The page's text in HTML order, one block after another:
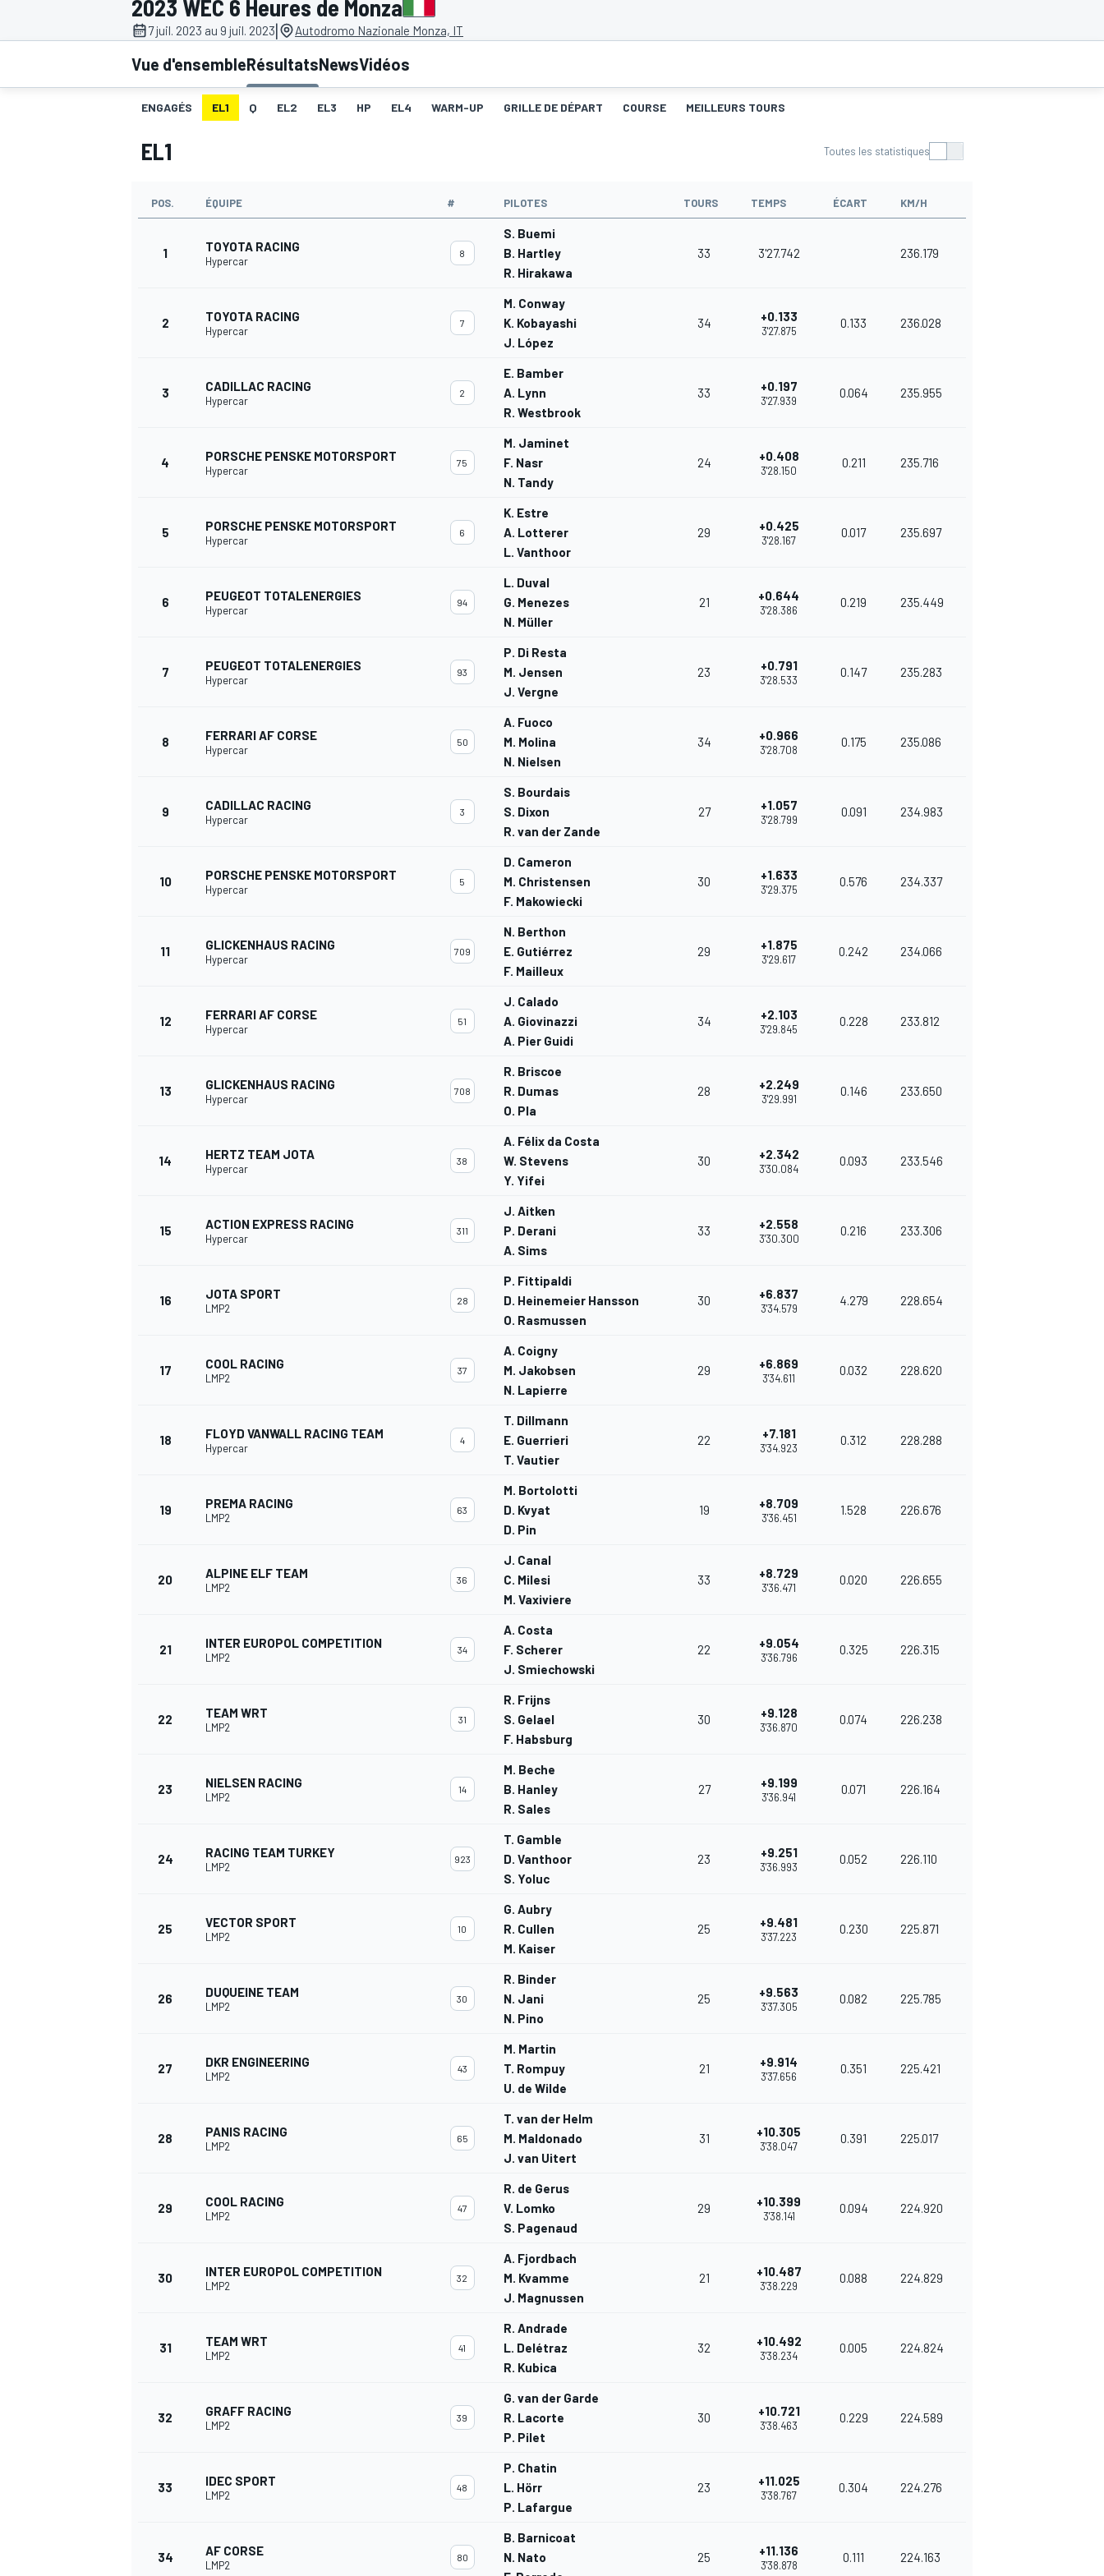
AUTRES CHAMPIONNATS
2023 WEC 6 Heures de Monza
7 juil. 2023 au 9 juil. 2023| Autodromo Nazionale Monza, IT
Vue d'ensembleRésultatsNewsVidéos
ENGAGÉS EL1 Q EL2 EL3 HP EL4 WARM-UP GRILLE DE DÉPART COURSE MEILLEURS TOURS
EL1 Toutes les statistiques
POS. ÉQUIPE # PILOTES TOURS TEMPS ÉCART KM/H
1 TOYOTA RACING
Hypercar
8
S. Buemi
B. Hartley
R. Hirakawa
33 3'27.742 236.179
2 TOYOTA RACING
Hypercar
7
M. Conway
K. Kobayashi
J. López
34 +0.133
3'27.875
0.133 236.028
3 CADILLAC RACING
Hypercar
2
E. Bamber
A. Lynn
R. Westbrook
33 +0.197
3'27.939
0.064 235.955
4 PORSCHE PENSKE MOTORSPORT
Hypercar
75
M. Jaminet
F. Nasr
N. Tandy
24 +0.408
3'28.150
0.211 235.716
5 PORSCHE PENSKE MOTORSPORT
Hypercar
6
K. Estre
A. Lotterer
L. Vanthoor
29 +0.425
3'28.167
0.017 235.697
6 PEUGEOT TOTALENERGIES
Hypercar
94
L. Duval
G. Menezes
N. Müller
21 +0.644
3'28.386
0.219 235.449
7 PEUGEOT TOTALENERGIES
Hypercar
93
P. Di Resta
M. Jensen
J. Vergne
23 +0.791
3'28.533
0.147 235.283
8 FERRARI AF CORSE
Hypercar
50
A. Fuoco
M. Molina
N. Nielsen
34 +0.966
3'28.708
0.175 235.086
9 CADILLAC RACING
Hypercar
3
S. Bourdais
S. Dixon
R. van der Zande
27 +1.057
3'28.799
0.091 234.983
10 PORSCHE PENSKE MOTORSPORT
Hypercar
5
D. Cameron
M. Christensen
F. Makowiecki
30 +1.633
3'29.375
0.576 234.337
11 GLICKENHAUS RACING
Hypercar
709
N. Berthon
E. Gutiérrez
F. Mailleux
29 +1.875
3'29.617
0.242 234.066
12 FERRARI AF CORSE
Hypercar
51
J. Calado
A. Giovinazzi
A. Pier Guidi
34 +2.103
3'29.845
0.228 233.812
13 GLICKENHAUS RACING
Hypercar
708
R. Briscoe
R. Dumas
O. Pla
28 +2.249
3'29.991
0.146 233.650
14 HERTZ TEAM JOTA
Hypercar
38
A. Félix da Costa
W. Stevens
Y. Yifei
30 +2.342
3'30.084
0.093 233.546
15 ACTION EXPRESS RACING
Hypercar
311
J. Aitken
P. Derani
A. Sims
33 +2.558
3'30.300
0.216 233.306
16 JOTA SPORT
LMP2
28
P. Fittipaldi
D. Heinemeier Hansson
O. Rasmussen
30 +6.837
3'34.579
4.279 228.654
17 COOL RACING
LMP2
37
A. Coigny
M. Jakobsen
N. Lapierre
29 +6.869
3'34.611
0.032 228.620
18 FLOYD VANWALL RACING TEAM
Hypercar
4
T. Dillmann
E. Guerrieri
T. Vautier
22 +7.181
3'34.923
0.312 228.288
19 PREMA RACING
LMP2
63
M. Bortolotti
D. Kvyat
D. Pin
19 +8.709
3'36.451
1.528 226.676
20 ALPINE ELF TEAM
LMP2
36
J. Canal
C. Milesi
M. Vaxiviere
33 +8.729
3'36.471
0.020 226.655
21 INTER EUROPOL COMPETITION
LMP2
34
A. Costa
F. Scherer
J. Smiechowski
22 +9.054
3'36.796
0.325 226.315
22 TEAM WRT
LMP2
31
R. Frijns
S. Gelael
F. Habsburg
30 +9.128
3'36.870
0.074 226.238
23 NIELSEN RACING
LMP2
14
M. Beche
B. Hanley
R. Sales
27 +9.199
3'36.941
0.071 226.164
24 RACING TEAM TURKEY
LMP2
923
T. Gamble
D. Vanthoor
S. Yoluc
23 +9.251
3'36.993
0.052 226.110
25 VECTOR SPORT
LMP2
10
G. Aubry
R. Cullen
M. Kaiser
25 +9.481
3'37.223
0.230 225.871
26 DUQUEINE TEAM
LMP2
30
R. Binder
N. Jani
N. Pino
25 +9.563
3'37.305
0.082 225.785
27 DKR ENGINEERING
LMP2
43
M. Martin
T. Rompuy
U. de Wilde
21 +9.914
3'37.656
0.351 225.421
28 PANIS RACING
LMP2
65
T. van der Helm
M. Maldonado
J. van Uitert
31 +10.305
3'38.047
0.391 225.017
29 COOL RACING
LMP2
47
R. de Gerus
V. Lomko
S. Pagenaud
29 +10.399
3'38.141
0.094 224.920
30 INTER EUROPOL COMPETITION
LMP2
32
A. Fjordbach
M. Kvamme
J. Magnussen
21 +10.487
3'38.229
0.088 224.829
31 TEAM WRT
LMP2
41
R. Andrade
L. Delétraz
R. Kubica
32 +10.492
3'38.234
0.005 224.824
32 GRAFF RACING
LMP2
39
G. van der Garde
R. Lacorte
P. Pilet
30 +10.721
3'38.463
0.229 224.589
33 IDEC SPORT
LMP2
48
P. Chatin
L. Hörr
P. Lafargue
23 +11.025
3'38.767
0.304 224.276
34 AF CORSE
LMP2
80
B. Barnicoat
N. Nato
25 +11.136
3'38.878
0.111 224.163